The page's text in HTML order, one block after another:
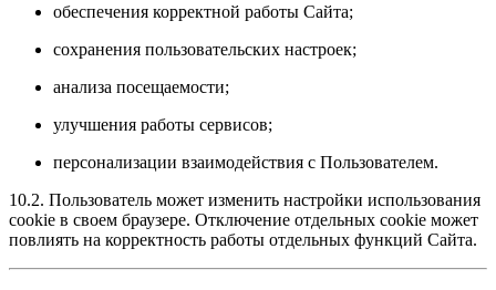
обеспечения корректной работы Сайта;
сохранения пользовательских настроек;
анализа посещаемости;
улучшения работы сервисов;
персонализации взаимодействия с Пользователем.
10.2. Пользователь может изменить настройки использования
cookie в своем браузере. Отключение отдельных cookie может
повлиять на корректность работы отдельных функций Сайта.